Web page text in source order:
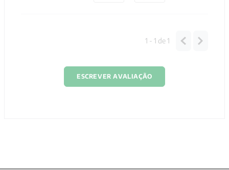
1 - 1 de1
ESCREVER AVALIAÇÃO